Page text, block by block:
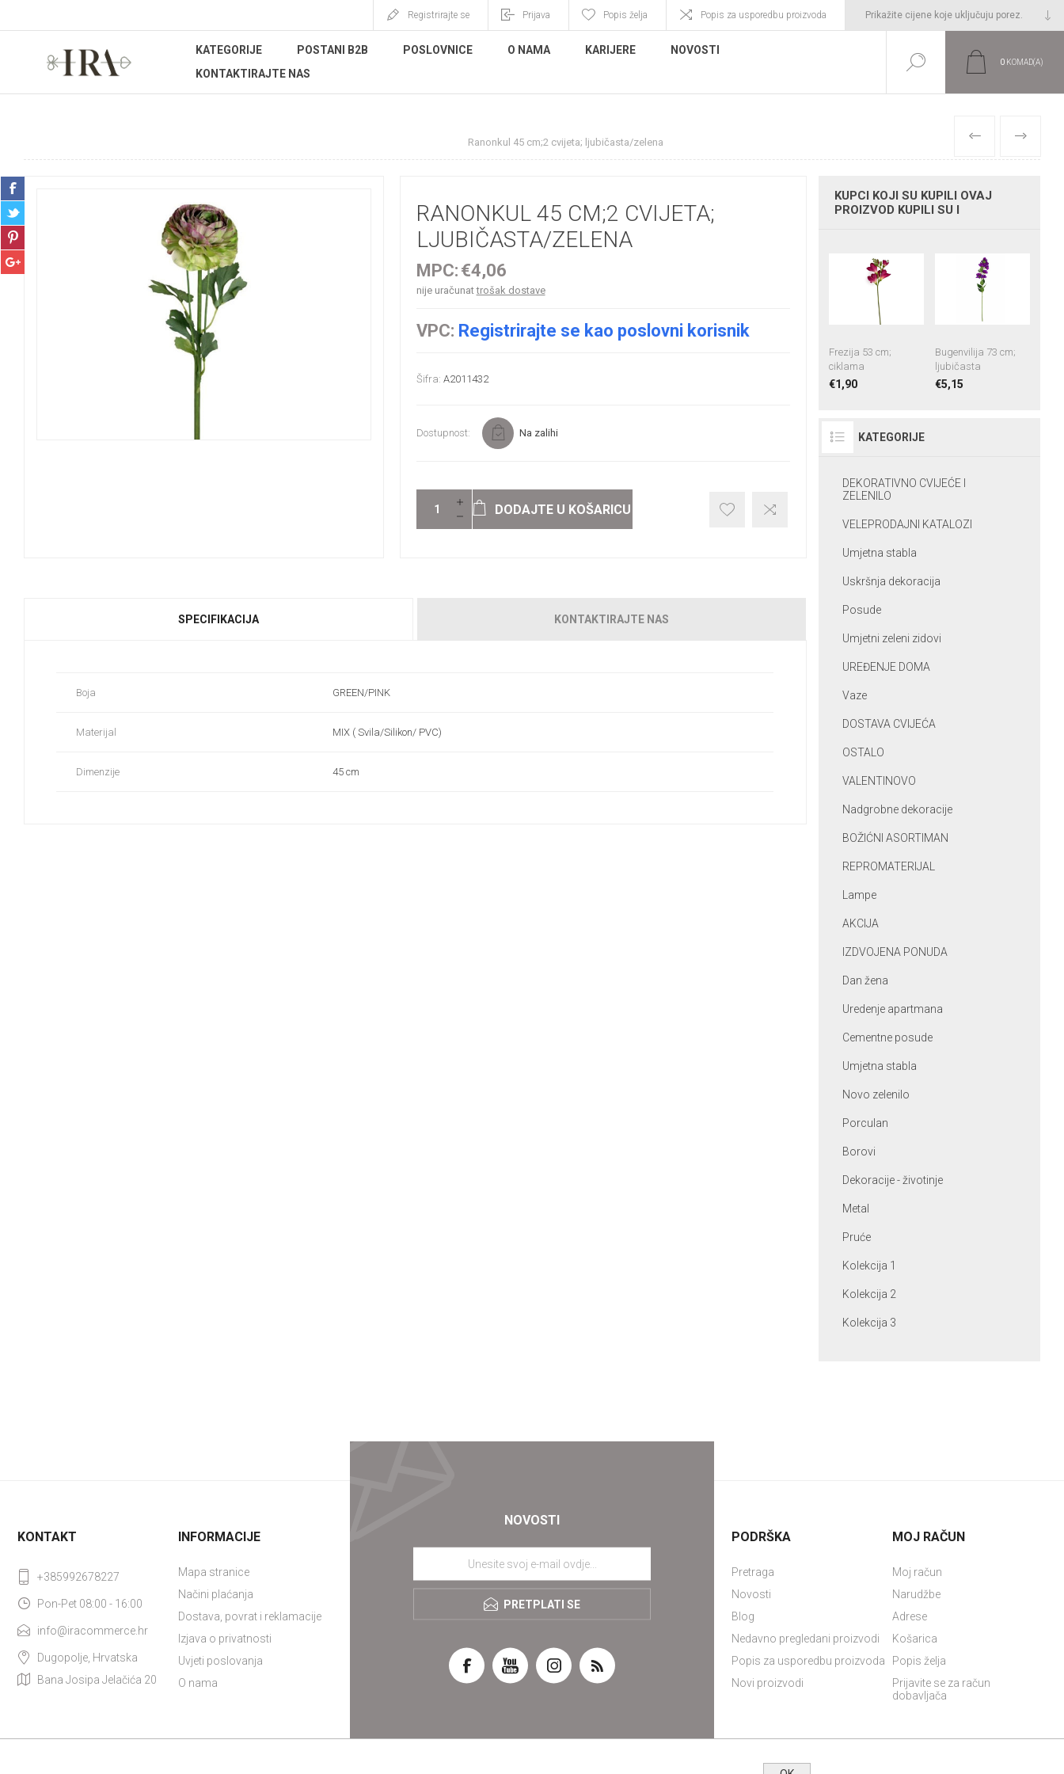
Registrirajte se Prijava Popis želja Popis za usporedbu proizvoda
KATEGORIJE POSTANI B2B POSLOVNICE O NAMA KARIJERE
NOVOSTI
KONTAKTIRAJTE NAS
0 KOMAD(A)
Ranonkul 45 cm;2 cvijeta; ljubičasta/zelena PRETHODNI
SLIJEDEĆI
RANONKUL 45 CM;2 CVIJETA;
LJUBIČASTA/ZELENA
MPC: €4,06
nije uračunattrošak dostave
VPC: Registrirajte se kao poslovni korisnik
Šifra: A2011432
Dostupnost: Na zalihi
DODAJTE U KOŠARICU
SPECIFIKACIJA KONTAKTIRAJTE NAS
Boja GREEN/PINK
Materijal MIX ( Svila/Silikon/ PVC)
Dimenzije 45 cm
KUPCI KOJI SU KUPILI OVAJ
PROIZVOD KUPILI SU I
Frezija 53 cm;
ciklama
€1,90
Bugenvilija 73 cm;
ljubičasta
€5,15
KATEGORIJE
DEKORATIVNO CVIJEĆE I
ZELENILO
VELEPRODAJNI KATALOZI
Umjetna stabla
Uskršnja dekoracija
Posude
Umjetni zeleni zidovi
UREĐENJE DOMA
Vaze
DOSTAVA CVIJEĆA
OSTALO
VALENTINOVO
Nadgrobne dekoracije
BOŽIĆNI ASORTIMAN
REPROMATERIJAL
Lampe
AKCIJA
IZDVOJENA PONUDA
Dan žena
Uredenje apartmana
Cementne posude
Umjetna stabla
Novo zelenilo
Porculan
Borovi
Dekoracije - životinje
Metal
Pruće
Kolekcija 1
Kolekcija 2
Kolekcija 3
NOVOSTI
PRETPLATI SE
KONTAKT
+385992678227
Pon-Pet 08:00 - 16:00
info@iracommerce.hr
Dugopolje, Hrvatska
Bana Josipa Jelačića 20
INFORMACIJE
Mapa stranice
Načini plaćanja
Dostava, povrat i reklamacije
Izjava o privatnosti
Uvjeti poslovanja
O nama
PODRŠKA
Pretraga
Novosti
Blog
Nedavno pregledani proizvodi
Popis za usporedbu proizvoda
Novi proizvodi
MOJ RAČUN
Moj račun
Narudžbe
Adrese
Košarica
Popis želja
Prijavite se za račun
dobavljača